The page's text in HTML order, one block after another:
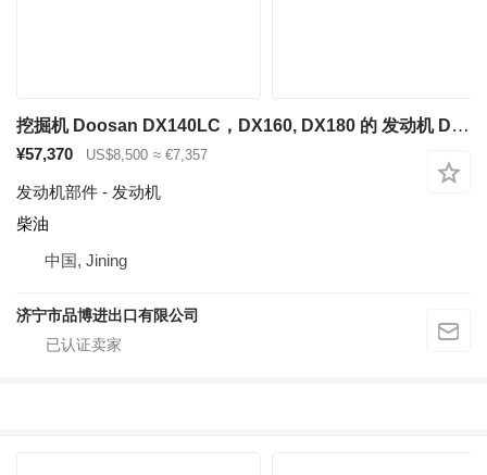
挖掘机 Doosan DX140LC，DX160, DX180 的 发动机 Doosan DL06
¥57,370 US$8,500 ≈ €7,357
发动机部件 - 发动机
柴油
中国, Jining
济宁市品博进出口有限公司